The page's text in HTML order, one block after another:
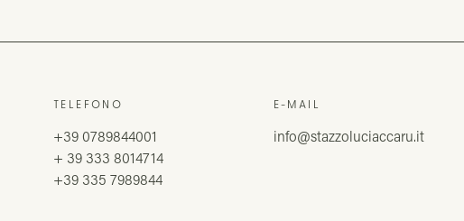
TELEFONO
+39 0789844001
+ 39 333 8014714
+39 335 7989844
E-MAIL
info@stazzoluciaccaru.it